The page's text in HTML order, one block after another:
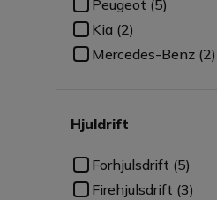
Peugeot (5)
Kia (2)
Mercedes-Benz (2)
Hjuldrift
Forhjulsdrift (5)
Firehjulsdrift (3)